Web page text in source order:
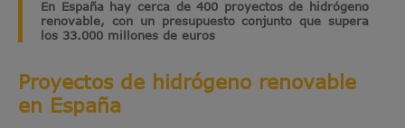
En España hay cerca de 400 proyectos de hidrógeno
renovable, con un presupuesto conjunto que supera
los 33.000 millones de euros
Proyectos de hidrógeno renovable
en España